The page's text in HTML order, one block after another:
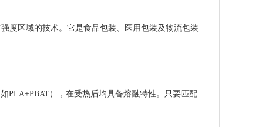
度区域的技术。它是食品包装、医用包装及物流包装
PLA+PBAT），在受热后均具备熔融特性。只要匹配